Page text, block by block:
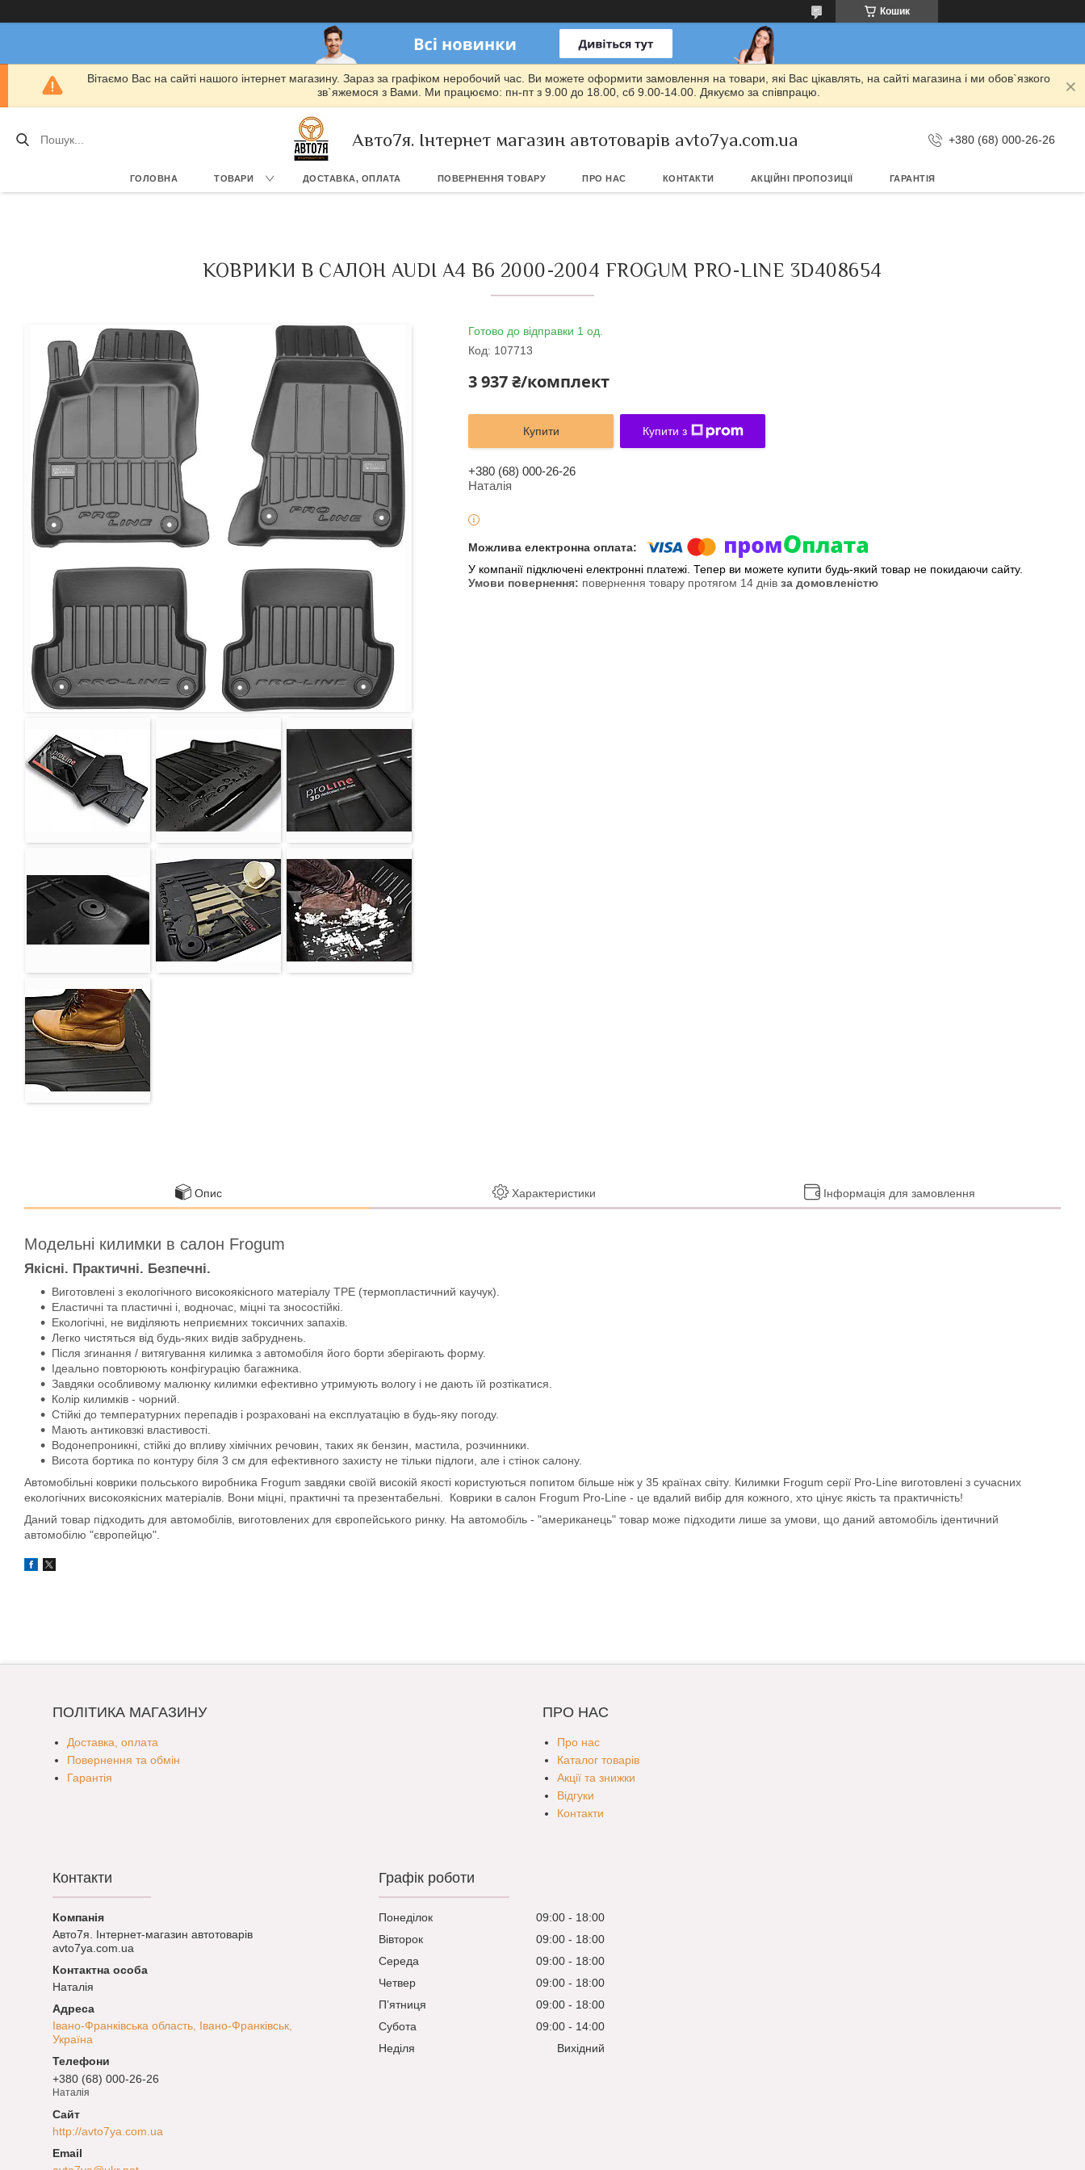
Кошик
Вітаємо Вас на сайті нашого інтернет магазину. Зараз за графіком неробочий час. Ви можете оформити замовлення на товари, які Вас цікавлять, на сайті магазина і ми обов`язкого
зв`яжемося з Вами. Ми працюємо: пн-пт з 9.00 до 18.00, сб 9.00-14.00. Дякуємо за співпрацю.
Авто7я. Інтернет магазин автотоварів avto7ya.com.ua +380 (68) 000-26-26
ГОЛОВНА ТОВАРИ ДОСТАВКА, ОПЛАТА ПОВЕРНЕННЯ ТОВАРУ ПРО НАС КОНТАКТИ АКЦІЙНІ ПРОПОЗИЦІЇ ГАРАНТІЯ
КОВРИКИ В САЛОН AUDI A4 B6 2000-2004 FROGUM PRO-LINE 3D408654
Готово до відправки 1 од.
Код: 107713
3 937 ₴/комплект
Купити Купити з
+380 (68) 000-26-26
Наталія
У компанії підключені електронні платежі. Тепер ви можете купити будь-який товар не покидаючи сайту.
повернення товару протягом 14 днів за домовленістю
Опис Характеристики Інформація для замовлення
Модельні килимки в салон Frogum
Якісні. Практичні. Безпечні.
Виготовлені з екологічного високоякісного матеріалу TPE (термопластичний каучук).
Еластичні та пластичні і, водночас, міцні та зносостійкі.
Екологічні, не виділяють неприємних токсичних запахів.
Легко чистяться від будь-яких видів забруднень.
Після згинання / витягування килимка з автомобіля його борти зберігають форму.
Ідеально повторюють конфігурацію багажника.
Завдяки особливому малюнку килимки ефективно утримують вологу і не дають їй розтікатися.
Колір килимків - чорний.
Стійкі до температурних перепадів і розраховані на експлуатацію в будь-яку погоду.
Мають антиковзкі властивості.
Водонепроникні, стійкі до впливу хімічних речовин, таких як бензин, мастила, розчинники.
Висота бортика по контуру біля 3 см для ефективного захисту не тільки підлоги, але і стінок салону.
Автомобільні коврики польського виробника Frogum завдяки своїй високій якості користуються попитом більше ніж у 35 країнах світу. Килимки Frogum серії Pro-Line виготовлені з сучасних
екологічних високоякісних матеріалів. Вони міцні, практичні та презентабельні. Коврики в салон Frogum Pro-Line - це вдалий вибір для кожного, хто цінує якість та практичність!
Даний товар підходить для автомобілів, виготовлених для європейського ринку. На автомобіль - "американець" товар може підходити лише за умови, що даний автомобіль ідентичний
автомобілю "європейцю".
ПОЛІТИКА МАГАЗИНУ
Доставка, оплата
Повернення та обмін
Гарантія
ПРО НАС
Про нас
Каталог товарів
Акції та знижки
Відгуки
Контакти
Контакти
Авто7я. Інтернет-магазин автотоварів
avto7ya.com.ua
Наталія
Івано-Франківська область, Івано-Франківськ,
Україна
+380 (68) 000-26-26
Наталія
http://avto7ya.com.ua
Графік роботи
Понеділок 09:00
18:00
Вівторок
09:00
18:00
Середа
09:00
18:00
Четвер
09:00
18:00
Пʼятниця
09:00
18:00
Субота
09:00
14:00
Неділя
Вихідний